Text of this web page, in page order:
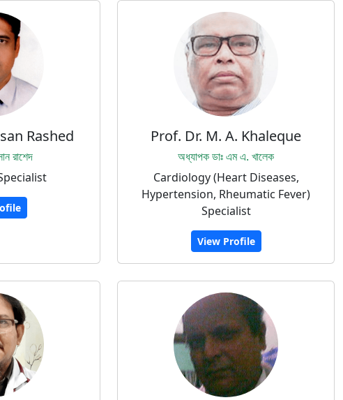
Rashed
রাশেদ
Prof. Dr. M. A. Khaleque
অধ্যাপক ডাঃ এম এ. খালেক
Cardiology (Heart Diseases,
Hypertension, Rheumatic Fever)
Specialist
View Profile